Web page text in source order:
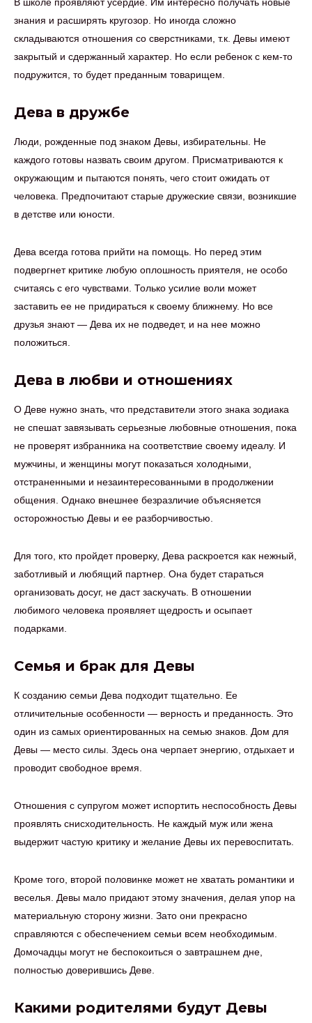
знания и расширять кругозор. Но иногда сложно
складываются отношения со сверстниками, т.к. Девы имеют
закрытый и сдержанный характер. Но если ребенок с кем-то
подружится, то будет преданным товарищем.
Дева в дружбе
Люди, рожденные под знаком Девы, избирательны. Не
каждого готовы назвать своим другом. Присматриваются к
окружающим и пытаются понять, чего стоит ожидать от
человека. Предпочитают старые дружеские связи, возникшие
в детстве или юности.
Дева всегда готова прийти на помощь. Но перед этим
подвергнет критике любую оплошность приятеля, не особо
считаясь с его чувствами. Только усилие воли может
заставить ее не придираться к своему ближнему. Но все
друзья знают — Дева их не подведет, и на нее можно
положиться.
Дева в любви и отношениях
О Деве нужно знать, что представители этого знака зодиака
не спешат завязывать серьезные любовные отношения, пока
не проверят избранника на соответствие своему идеалу. И
мужчины, и женщины могут показаться холодными,
отстраненными и незаинтересованными в продолжении
общения. Однако внешнее безразличие объясняется
осторожностью Девы и ее разборчивостью.
Для того, кто пройдет проверку, Дева раскроется как нежный,
заботливый и любящий партнер. Она будет стараться
организовать досуг, не даст заскучать. В отношении
любимого человека проявляет щедрость и осыпает
подарками.
Семья и брак для Девы
К созданию семьи Дева подходит тщательно. Ее
отличительные особенности — верность и преданность. Это
один из самых ориентированных на семью знаков. Дом для
Девы — место силы. Здесь она черпает энергию, отдыхает и
проводит свободное время.
Отношения с супругом может испортить неспособность Девы
проявлять снисходительность. Не каждый муж или жена
выдержит частую критику и желание Девы их перевоспитать.
Кроме того, второй половинке может не хватать романтики и
веселья. Девы мало придают этому значения, делая упор на
материальную сторону жизни. Зато они прекрасно
справляются с обеспечением семьи всем необходимым.
Домочадцы могут не беспокоиться о завтрашнем дне,
полностью доверившись Деве.
Какими родителями будут Девы